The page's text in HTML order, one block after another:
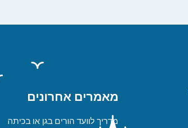
מאמרים אחרונים
מדריך לוועד הורים בגן או בכיתה